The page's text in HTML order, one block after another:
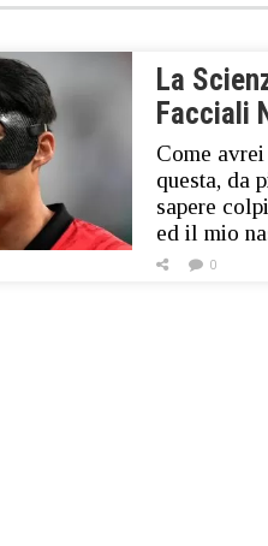
La
Facciali
Come
questa, da
sapere
ed il mio
0